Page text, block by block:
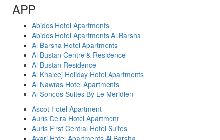
APP
Abidos Hotel Apartments
Abidos Hotel Apartments Al Barsha
Al Barsha Hotel Apartments
Al Bustan Centre & Residence
Al Bustan Residence
Al Khaleej Holiday Hotel Apartments
Al Nawras Hotel Apartments
Al Sondos Suites By Le Meridien
Ascot Hotel Apartment
Auris Deira Hotel Apartment
Auris First Central Hotel Suites
Avari Hotel Apartments Al Barsha